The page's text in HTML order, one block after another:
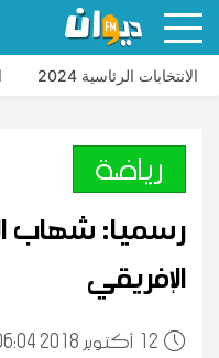
الانتخابات الرئاسية 2024
رياضة
رسميا: شهاب
الإفريقي
12 06:04 2018 أكتوبر